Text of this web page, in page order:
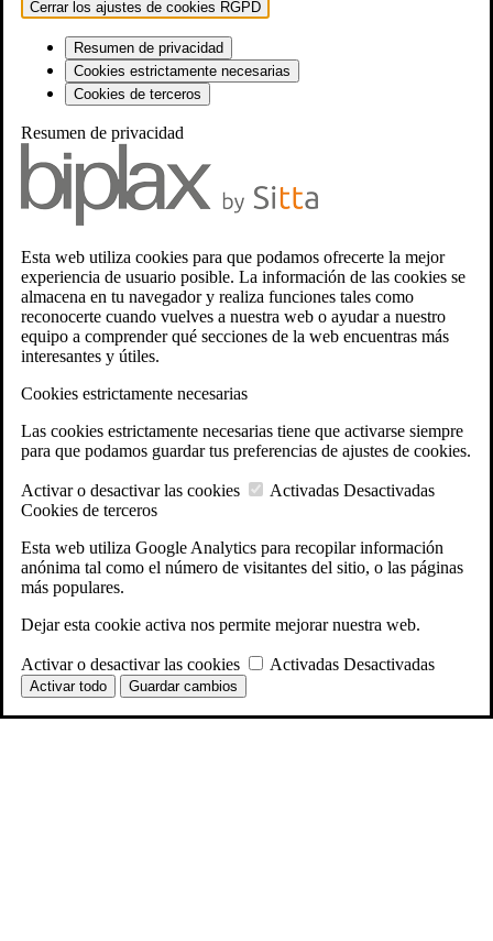
Cerrar los ajustes de cookies RGPD
Resumen de privacidad
Cookies estrictamente necesarias
Cookies de terceros
Resumen de privacidad
Esta web utiliza cookies para que podamos ofrecerte la mejor
experiencia de usuario posible. La información de las cookies se
almacena en tu navegador y realiza funciones tales como
reconocerte cuando vuelves a nuestra web o ayudar a nuestro
equipo a comprender qué secciones de la web encuentras más
interesantes y útiles.
Cookies estrictamente necesarias
Las cookies estrictamente necesarias tiene que activarse siempre
para que podamos guardar tus preferencias de ajustes de cookies.
Activar o desactivar las cookies Activadas Desactivadas
Cookies de terceros
Esta web utiliza Google Analytics para recopilar información
anónima tal como el número de visitantes del sitio, o las páginas
más populares.
Dejar esta cookie activa nos permite mejorar nuestra web.
Activar o desactivar las cookies Activadas Desactivadas
Activar todo Guardar cambios